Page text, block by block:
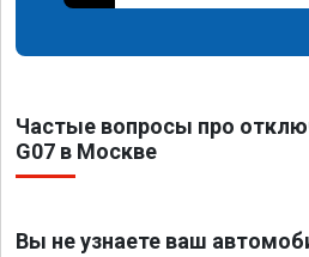
Частые вопросы про
G07 в Москве
Вы не узнаете ваш